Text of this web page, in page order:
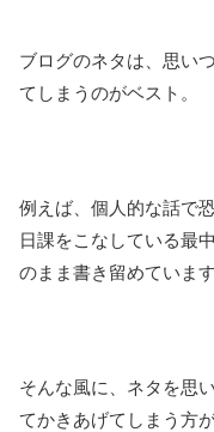
ブログのネタは、思い
てしまうのがベスト。
例えば、個人的な話で
日課をこなしている最
のまま書き留めています
そんな風に、ネタを思
てかきあげてしまう方